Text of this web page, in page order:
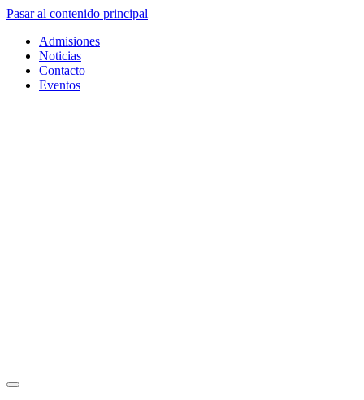
Pasar al contenido principal
Admisiones
Noticias
Contacto
Eventos